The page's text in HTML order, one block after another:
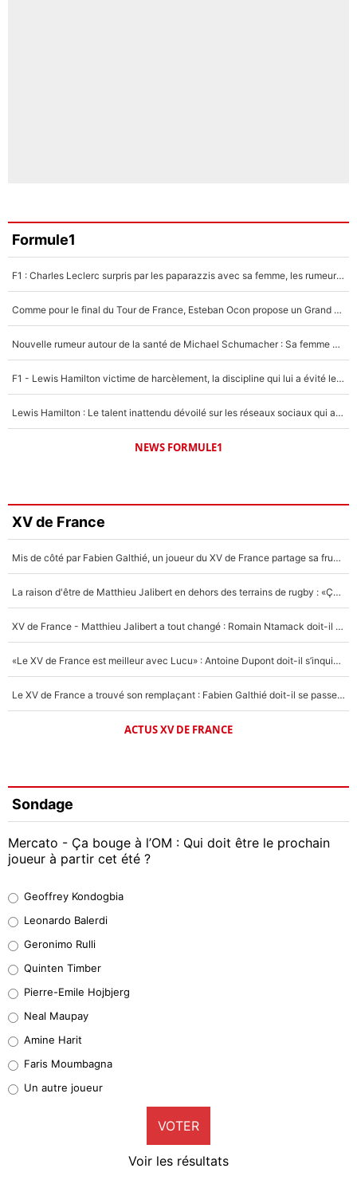
Formule1
F1 : Charles Leclerc surpris par les paparazzis avec sa femme, les rumeurs étaient vraies !
Comme pour le final du Tour de France, Esteban Ocon propose un Grand Prix de Formule 1 à Paris : «Autour de l’Arc de Triomphe, ce serait génial» !
Nouvelle rumeur autour de la santé de Michael Schumacher : Sa femme Corinna sort du silence
F1 - Lewis Hamilton victime de harcèlement, la discipline qui lui a évité le pire : «J'aurais probablement mal tourné»
Lewis Hamilton : Le talent inattendu dévoilé sur les réseaux sociaux qui a impressionné Kim Kardashian pendant leurs vacances en amoureux !
NEWS FORMULE1
XV de France
Mis de côté par Fabien Galthié, un joueur du XV de France partage sa frustration : «ils ne me l’ont pas dit tout de suite»
La raison d'être de Matthieu Jalibert en dehors des terrains de rugby : «Ça m'atteint autant que si tu touches à un membre de ma famille»
XV de France - Matthieu Jalibert a tout changé : Romain Ntamack doit-il s’inquiéter pour sa place à un an de la Coupe du monde ?
«Le XV de France est meilleur avec Lucu» : Antoine Dupont doit-il s’inquiéter pour sa place ?
Le XV de France a trouvé son remplaçant : Fabien Galthié doit-il se passer d'Antoine Dupont ?
ACTUS XV DE FRANCE
Sondage
Mercato - Ça bouge à l’OM : Qui doit être le prochain
joueur à partir cet été ?
38%
32%
4%
1%
9%
Geoffrey Kondogbia
Leonardo Balerdi
Geronimo Rulli
Quinten Timber
Pierre-Emile Hojbjerg
Neal Maupay
Amine Harit
Faris Moumbagna
Un autre joueur
VOTER
Voir les résultats